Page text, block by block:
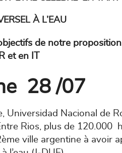
À L’EAU
de notre
et en IT
28 /07
Universidad Nacional de
Rios, plus de 120.000
ville argentine à avoir